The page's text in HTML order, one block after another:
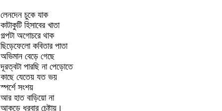
লেনদেন চুকে যাক
কাটাকুটি হিসাবের খাতা
গল্পটা অগোচরে থাক
ছিড়েফেলো কবিতার পাতা
অভিমান বেড়ে গেছে
দূরত্বটা পারছি না পেড়োতে
কাছে যেতেয় যত ভয়
স্পর্শে সংশয়
আর হাত বাড়িয়ো না
আকড়ে ধরবার চেষ্টায়।